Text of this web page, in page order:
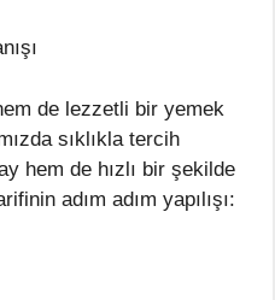
de lezzetli bir yemek
sıklıkla tercih
hem de hızlı bir şekilde
adım adım yapılışı: